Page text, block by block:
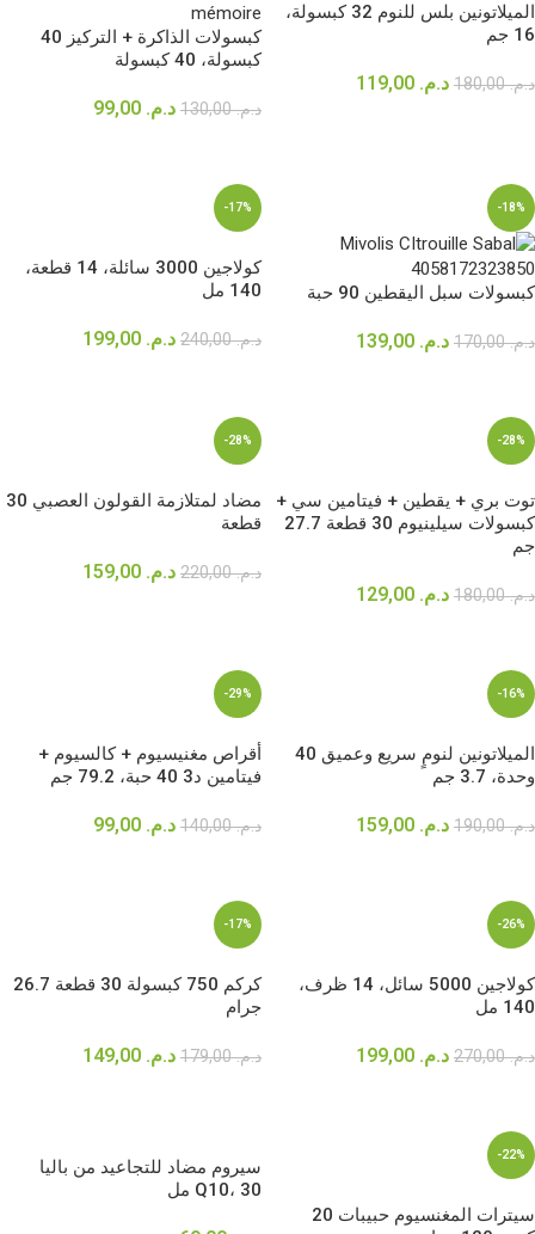
الميلاتونين بلس للنوم 32 كبسولة،
16 جم
د.م.180,00 د.م.
كبسولات الذاكرة + التركيز 40
كبسولة، 40 كبسولة
د.م.130,00 د.م.
-18%
كبسولات سبل اليقطين 90 حبة
د.م.170,00 د.م.
-17%
كولاجين 3000 سائلة، 14 قطعة،
140 مل
د.م.240,00 د.م.
-28%
توت بري + يقطين + فيتامين سي +
كبسولات سيلينيوم 30 قطعة 27.7
جم
د.م.180,00 د.م.
-28%
مضاد لمتلازمة القولون العصبي 30
قطعة
د.م.220,00 د.م.
-16%
الميلاتونين لنومٍ سريع وعميق 40
وحدة، 3.7 جم
د.م.190,00 د.م.
-29%
أقراص مغنيسيوم + كالسيوم +
فيتامين د3 40 حبة، 79.2 جم
د.م.140,00 د.م.
-26%
كولاجين 5000 سائل، 14 ظرف،
140 مل
د.م.270,00 د.م.
-17%
كركم 750 كبسولة 30 قطعة 26.7
جرام
د.م.179,00 د.م.
-22%
سيترات المغنسيوم حبيبات 20
سيروم مضاد للتجاعيد من باليا
Q10، 30 مل